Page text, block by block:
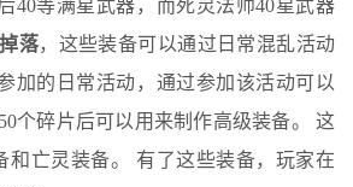
40等满星武器，而死灵法师40星武器
落，这些装备可以通过日常混乱活动
加的日常活动，通过参加该活动可以
个碎片后可以用来制作高级装备。 这
和亡灵装备。 有了这些装备，玩家在